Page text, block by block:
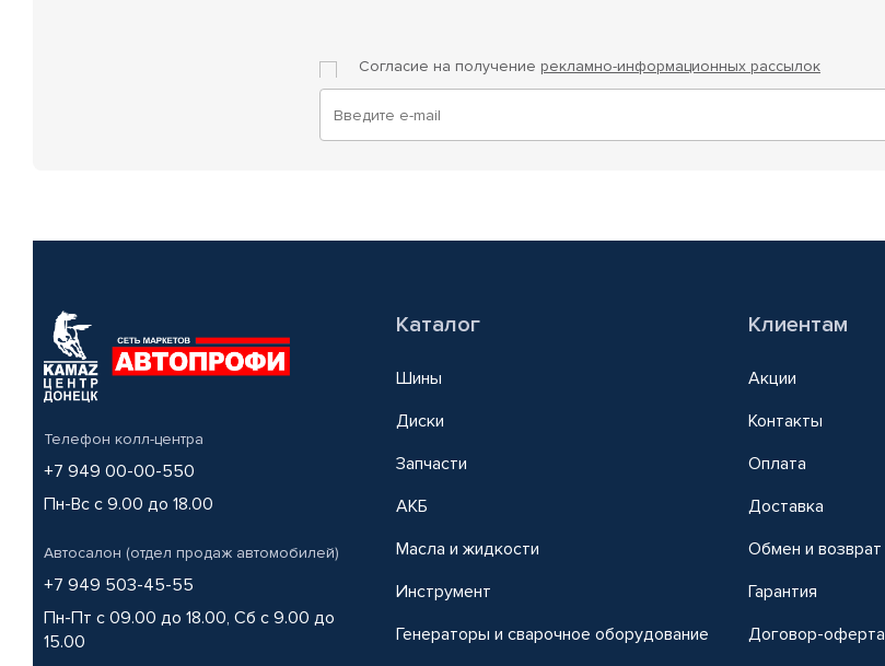
Согласие на получение рекламно-информационных рассылок
Телефон колл-центра
+7 949 00-00-550
Пн-Вс с 9.00 до 18.00
Автосалон (отдел продаж автомобилей)
+7 949 503-45-55
Пн-Пт с 09.00 до 18.00, Сб с 9.00 до
15.00
Каталог
Шины
Диски
Запчасти
АКБ
Масла и жидкости
Инструмент
Генераторы и сварочное оборудование
Клиентам
Акции
Контакты
Оплата
Доставка
Обмен и возврат
Гарантия
Договор-оферта